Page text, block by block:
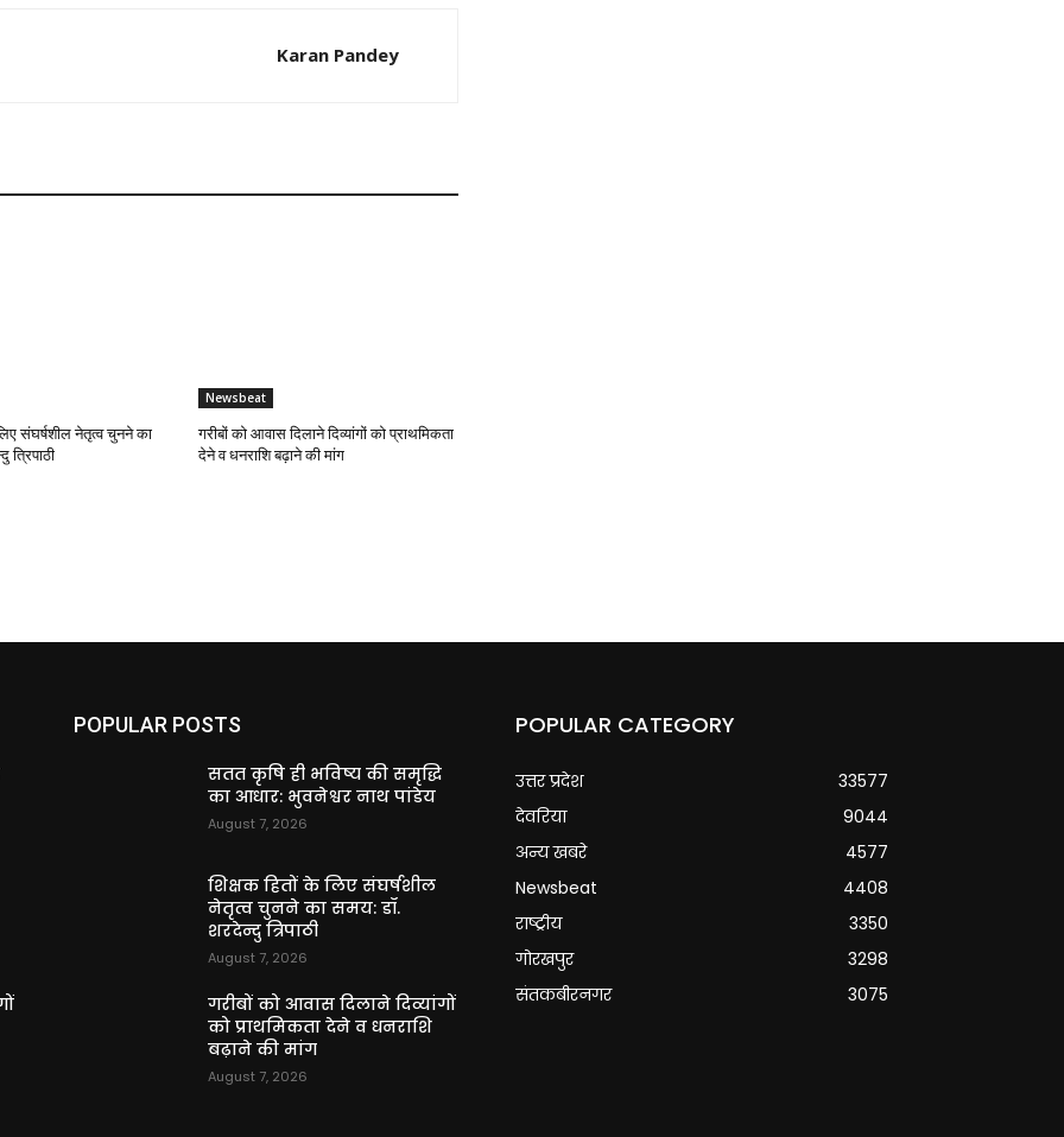
Karan Pandey
संघर्षशील नेतृत्व चुनने का
त्रिपाठी
Newsbeat
गरीबों को आवास दिलाने दिव्यांगों को प्राथमिकता
देने व धनराशि बढ़ाने की मांग
POPULAR POSTS
सतत कृषि ही भविष्य की समृद्धि
का आधार: भुवनेश्वर नाथ पांडेय
August 7, 2026
शिक्षक हितों के लिए संघर्षशील
नेतृत्व चुनने का समय: डॉ.
शरदेन्दु त्रिपाठी
August 7, 2026
गरीबों को आवास दिलाने दिव्यांगों
को प्राथमिकता देने व धनराशि
बढ़ाने की मांग
August 7, 2026
POPULAR CATEGORY
उत्तर प्रदेश
33577
देवरिया
9044
अन्य खबरे
4577
Newsbeat
4408
राष्ट्रीय
3350
गोरखपुर
3298
संतकबीरनगर
3075